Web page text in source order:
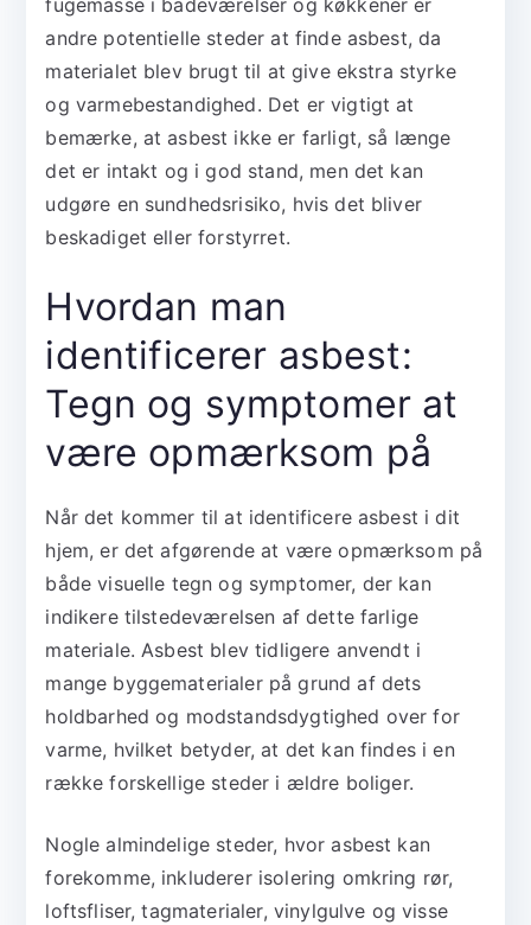
fugemasse i badeværelser og køkkener er
andre potentielle steder at finde asbest, da
materialet blev brugt til at give ekstra styrke
og varmebestandighed. Det er vigtigt at
bemærke, at asbest ikke er farligt, så længe
det er intakt og i god stand, men det kan
udgøre en sundhedsrisiko, hvis det bliver
beskadiget eller forstyrret.
Hvordan man
identificerer asbest:
Tegn og symptomer at
være opmærksom på
Når det kommer til at identificere asbest i dit
hjem, er det afgørende at være opmærksom på
både visuelle tegn og symptomer, der kan
indikere tilstedeværelsen af dette farlige
materiale. Asbest blev tidligere anvendt i
mange byggematerialer på grund af dets
holdbarhed og modstandsdygtighed over for
varme, hvilket betyder, at det kan findes i en
række forskellige steder i ældre boliger.
Nogle almindelige steder, hvor asbest kan
forekomme, inkluderer isolering omkring rør,
loftsfliser, tagmaterialer, vinylgulve og visse